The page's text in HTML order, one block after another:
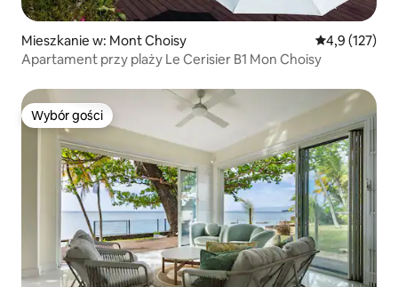
Mieszkanie w: Mont Choisy Średnia
4,9 (127)
Apartament przy plaży Le Cerisier B1 Mon Choisy
Wybór gości
Wybór gości